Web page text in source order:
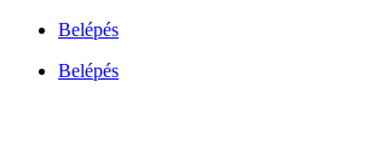
Ugrás
tartalomhoz
Belépés
Belépés